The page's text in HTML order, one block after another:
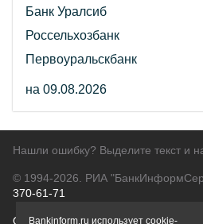
Банк Уралсиб
Россельхозбанк
Первоуральскбанк
на 09.08.2026
Нашли ошибку? Выделите текст и
© 1994-2026. РИА
370-61-71
О проектеПолитика
Bankinform.ru использует cookie-